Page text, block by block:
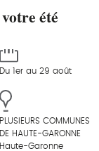
été
Du 1er au 29 août
PLUSIEURS COMMUNES
DE HAUTE-GARONNE
Haute-Garonne